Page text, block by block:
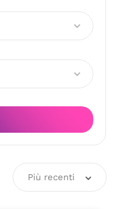
Più recenti